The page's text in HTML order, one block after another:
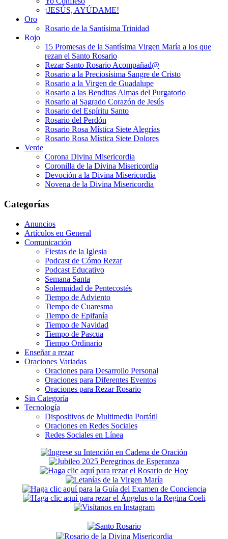
¡JESÚS, AYÚDAME!
Oro
Rosario de la Santísima Trinidad
Rojo
15 Promesas de la Santísima Virgen María a los que
rezan el Santo Rosario
Rezar Santo Rosario Acompañad@
Rosario a la Preciosísima Sangre de Cristo
Rosario a la Virgen de Guadalupe
Rosario a las Benditas Almas del Purgatorio
Rosario al Sagrado Corazón de Jesús
Rosario del Espíritu Santo
Rosario del Perdón
Rosario Rosa Mística Siete Alegrías
Rosario Rosa Mística Siete Dolores
Verde
Corona Divina Misericordia
Coronilla de la Divina Misericordia
Devoción a la Divina Misericordia
Novena de la Divina Misericordia
Categorías
Anuncios
Artículos en General
Comunicación
Fiestas de la Iglesia
Podcast de Cómo Rezar
Podcast Educativo
Semana Santa
Solemnidad de Pentecostés
Tiempo de Adviento
Tiempo de Cuaresma
Tiempo de Epifanía
Tiempo de Navidad
Tiempo de Pascua
Tiempo Ordinario
Enseñar a rezar
Oraciones Variadas
Oraciones para Desarrollo Personal
Oraciones para Diferentes Eventos
Oraciones para Rezar Rosario
Sin Categoría
Tecnología
Dispositivos de Multimedia Portátil
Oraciones en Redes Sociales
Redes Sociales en Línea
Secondary
Sidebar